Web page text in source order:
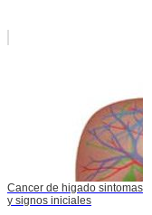
Cancer de higado sintomas
y signos iniciales